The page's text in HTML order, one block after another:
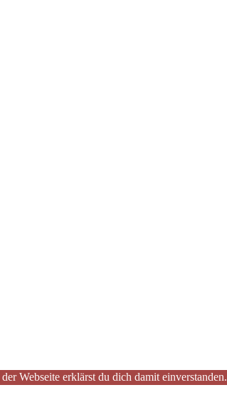
Webseite erklärst du dich damit einverstanden.